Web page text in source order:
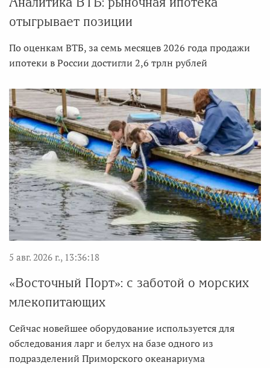
отыгрывает позиции
По оценкам ВТБ, за семь месяцев 2026 года продажи
ипотеки в России достигли 2,6 трлн рублей
5 авг. 2026 г., 13:36:18
«Восточный Порт»: с заботой о морских
млекопитающих
Сейчас новейшее оборудование используется для
обследования ларг и белух на базе одного из
подразделений Приморского океанариума